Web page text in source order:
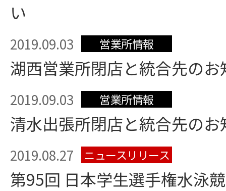
い
2019.09.03 営業所情報
湖西営業所閉店と統合先のお
2019.09.03 営業所情報
清水出張所閉店と統合先のお
2019.08.27 ニュースリリース
第95回 日本学生選手権水泳